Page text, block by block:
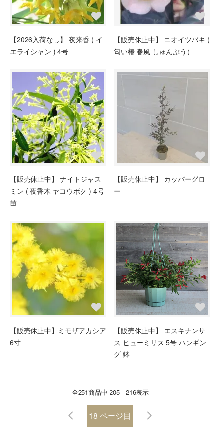
【2026入荷なし】 夜来香 ( イ
エライシャン ) 4号
【販売休止中】 ニオイツバキ (
匂い椿 春風 しゅんぷう）
【販売休止中】 ナイトジャス
ミン ( 夜香木 ヤコウボク ) 4号
苗
【販売休止中】 カッパーグロ
ー
【販売休止中】ミモザアカシア
6寸
【販売休止中】 エスキナンサ
ス ヒューミリス 5号 ハンギン
グ 鉢
全251商品中 205 - 216表示
18 ページ目